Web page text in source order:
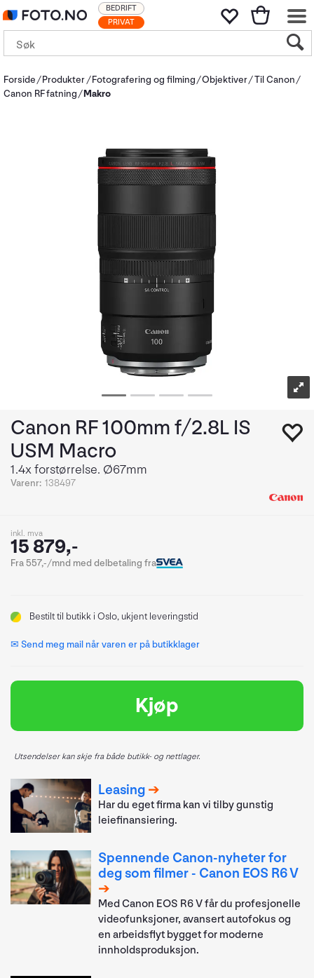
PRIVAT
BEDRIFT
Forside Produkter Fotografering og filming Objektiver Til Canon
Canon RF fatning
Makro
Canon RF 100mm f/2.8L IS
USM Macro
1.4x forstørrelse. Ø67mm
Varenr: 138497
inkl. mva
15 879,-
Fra 557,-/mnd med delbetaling fra
Bestilttil butikk i Oslo, ukjent leveringstid
✉ Send meg mail når varen er på butikklager
Kjøp
Utsendelser kan skje fra både butikk- og nettlager.
Leasing
Har du eget firma kan vi tilby gunstig
leiefinansiering.
Spennende Canon-nyheter for
deg som filmer - Canon EOS R6 V
Med Canon EOS R6 V får du profesjonelle
videofunksjoner, avansert autofokus og
en arbeidsflyt bygget for moderne
innholdsproduksjon.